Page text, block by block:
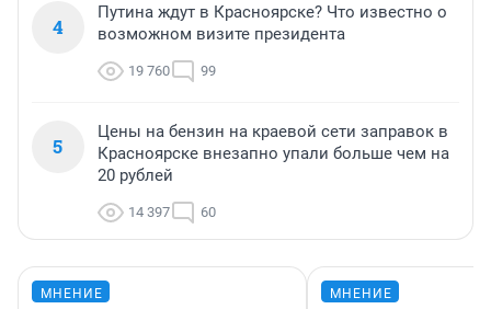
4
Путина ждут в Красноярске? Что известно о
возможном визите президента
19 760 99
5
Цены на бензин на краевой сети заправок в
Красноярске внезапно упали больше чем на
20 рублей
14 397 60
МНЕНИЕ МНЕНИЕ